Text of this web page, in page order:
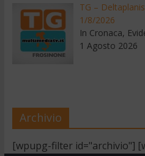
TG –
1/8/2026
In Cronaca,
1 Agosto 2026
Archivio
[wpupg-filter id="archivio"]